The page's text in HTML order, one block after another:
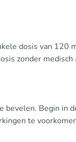
dosis van 120
zonder medisch
bevelen. Begin in
te